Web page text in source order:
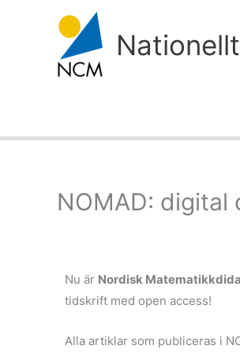
NOMAD: digital
Nu är Nordisk
tidskrift med open access!
Alla artiklar som publiceras i